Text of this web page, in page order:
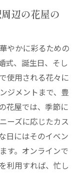
辺の花屋の
やかに彩るための
式、誕生日、そし
使用される花々に
ジメントまで、豊
花屋では、季節に
ーズに応じたカス
日にはそのイベン
す。オンラインで
利用すれば、忙し